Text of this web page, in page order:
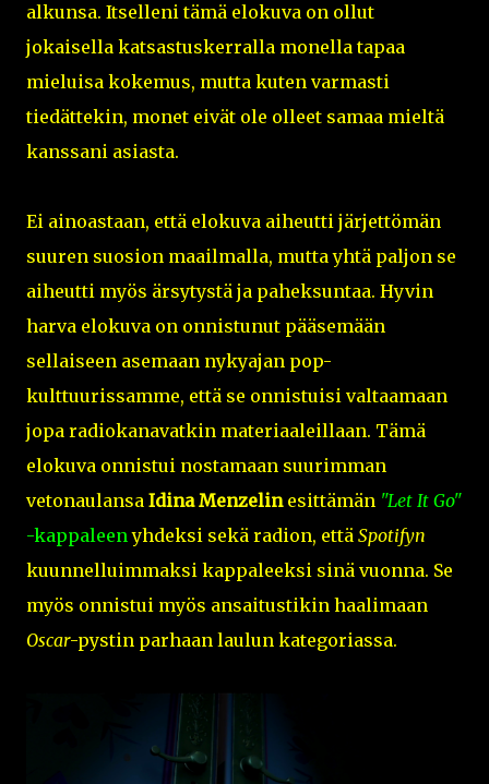
alkunsa. Itselleni tämä elokuva on ollut
jokaisella katsastuskerralla monella tapaa
mieluisa kokemus, mutta kuten varmasti
tiedättekin, monet eivät ole olleet samaa mieltä
kanssani asiasta.
Ei ainoastaan, että elokuva aiheutti järjettömän
suuren suosion maailmalla, mutta yhtä paljon se
aiheutti myös ärsytystä ja paheksuntaa. Hyvin
harva elokuva on onnistunut pääsemään
sellaiseen asemaan nykyajan pop-
kulttuurissamme, että se onnistuisi valtaamaan
jopa radiokanavatkin materiaaleillaan. Tämä
elokuva onnistui nostamaan suurimman
vetonaulansa Idina Menzelin esittämän "Let It Go"
-kappaleenyhdeksi sekä radion, että Spotifyn
kuunnelluimmaksi kappaleeksi sinä vuonna. Se
myös onnistui myös ansaitustikin haalimaan
Oscar-pystin parhaan laulun kategoriassa.